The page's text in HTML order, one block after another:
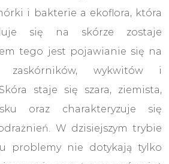
i bakterie a ekoflora, która
się na skórze zostaje
tego jest pojawianie się na
zaskórników, wykwitów i
staje się szara, ziemista,
oraz charakteryzuje się
W dzisiejszym trybie
problemy nie dotykają tylko